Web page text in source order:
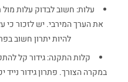
עלות: חשוב לבדוק עלות
את הערך המירבי. יש לזכור כי
להיות יתרון חשוב
קלות התקנה: גידור קל
במקרה הצורך. פתרון גידור